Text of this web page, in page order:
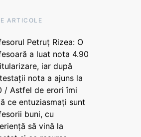
ARTICOLE
Petruț Rizea: O
a luat nota 4.90
iar după
nota a ajuns la
/ Astfel de erori îmi
ce entuziasmați sunt
buni, cu
să vină la